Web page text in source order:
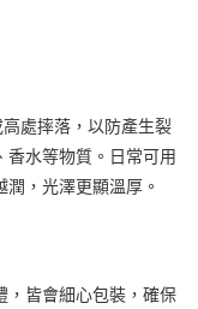
處摔落，以防產生裂
香水等物質。日常可用
，光澤更顯溫厚。
，皆會細心包裝，確保